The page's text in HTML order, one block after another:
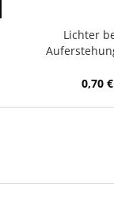
Lichter
0,70